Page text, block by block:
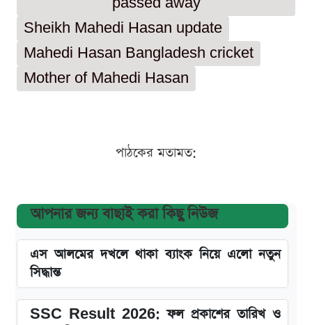
Sheikh Mahedi Hasan update
Mahedi Hasan Bangladesh cricket
Mother of Mahedi Hasan
পাঠকের মতামত:
আপনার জন্য বাছাই করা কিছু নিউজ
এস আলমের দখলে থাকা ব্যাংক নিয়ে এলো নতুন
সিদ্ধান্ত
SSC Result 2026: ফল প্রকাশের তারিখ ও